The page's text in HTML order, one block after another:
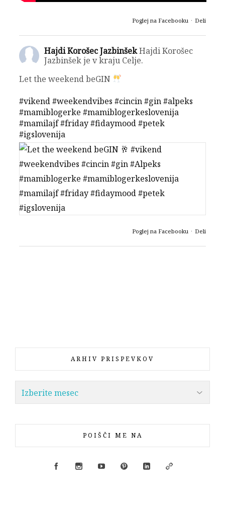
Poglej na Facebooku · Deli
Hajdi Korošec JazbinšekHajdi Korošec
Jazbinšek je v kraju Celje.
Let the weekend beGIN
#vikend#weekendvibes #cincin#gin#alpeks
#mamiblogerke #mamiblogerkeslovenija
#mamilajf#friday#fidaymood#petek
#igslovenija
Poglej na Facebooku · Deli
ARHIV PRISPEVKOV
POIŠČI ME NA